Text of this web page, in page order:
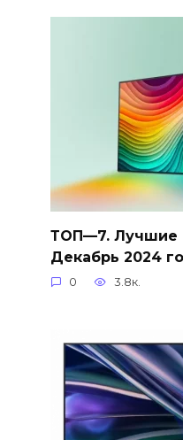
ТОП—7. Лучшие
Декабрь 2024
0 3.8к.